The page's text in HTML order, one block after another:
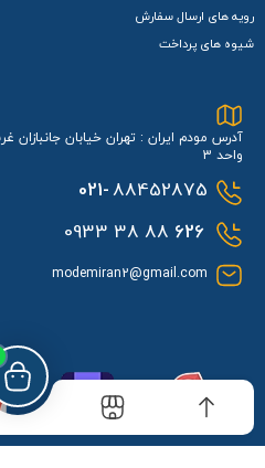
رویه های ارسال سفارش
شیوه های پرداخت
آدرس مودم ایران : تهران خیابان
واحد 3
021-88452875
626
88 38 0933
modemiran2@gmail.com